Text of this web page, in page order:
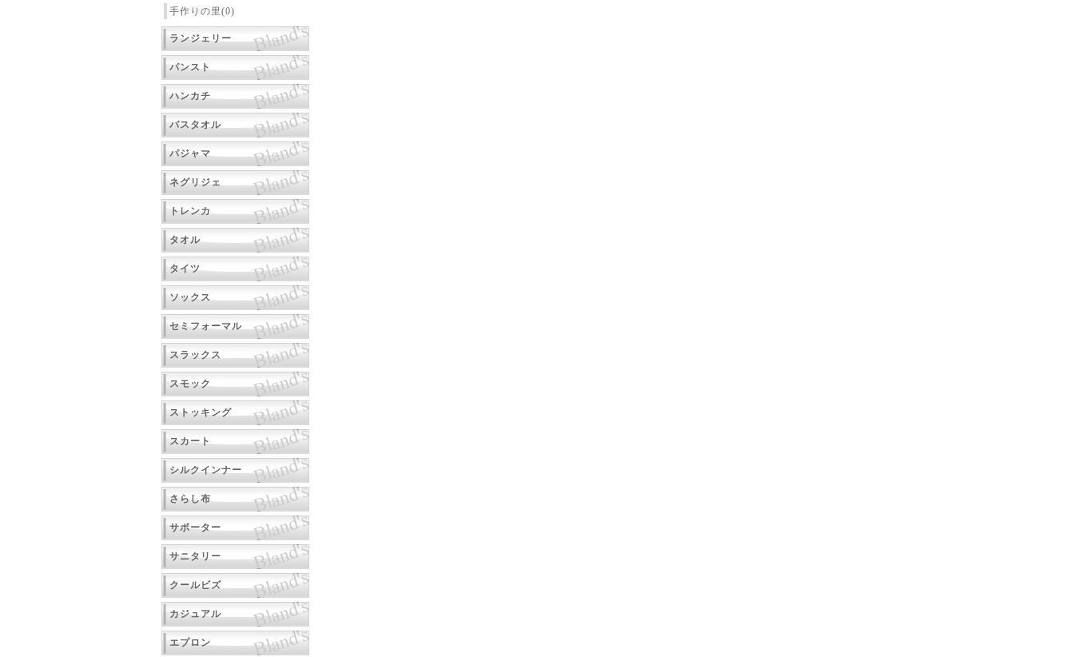
手作りの里(0)
ランジェリー
パンスト
ハンカチ
バスタオル
パジャマ
ネグリジェ
トレンカ
タオル
タイツ
ソックス
セミフォーマル
スラックス
スモック
ストッキング
スカート
シルクインナー
さらし布
サポーター
サニタリー
クールビズ
カジュアル
エプロン